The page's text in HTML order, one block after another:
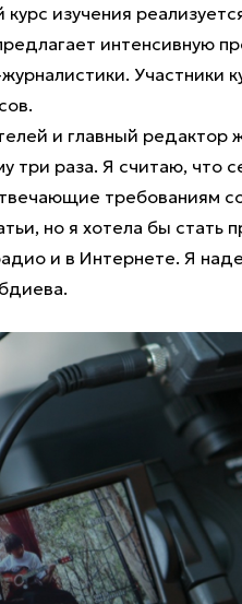
изучения
интенсивную
Участники
и главный редактор
три раза. Я считаю,
требованиям
но я хотела бы стать
и в Интернете. Я